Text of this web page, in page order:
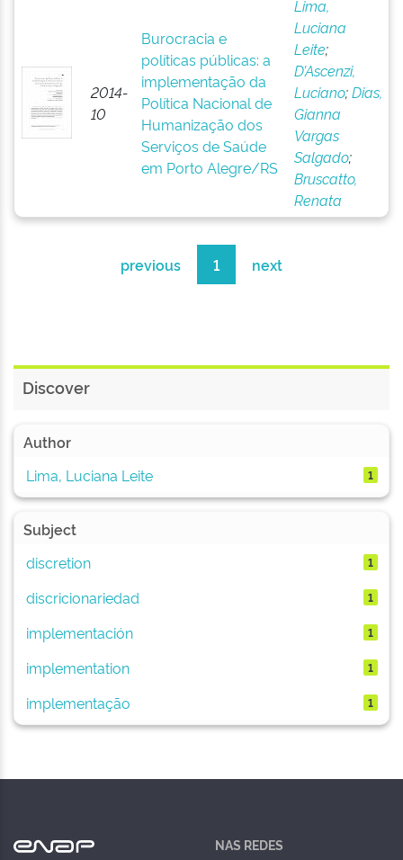
2014-
10
Burocracia e
políticas públicas: a
implementação da
Política Nacional de
Humanização dos
Serviços de Saúde
em Porto Alegre/RS
Lima,
Luciana
Leite;
D’Ascenzi,
Luciano;Dias,
Gianna
Vargas
Salgado;
Bruscatto,
Renata
previous 1 next
Discover
Author
Lima, Luciana Leite
1
Subject
discretion
1
discricionariedad 1
implementación 1
implementation 1
implementação 1
NAS REDES